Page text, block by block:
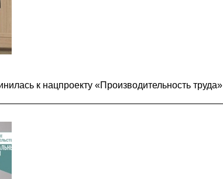
к нацпроекту «Производительность труда»